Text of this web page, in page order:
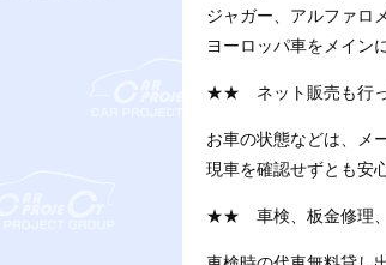
ジャガー、アルファロ
ヨーロッパ車をメイン
★★ ネット販売も行
お車の状態などは、メ
現車を確認せずとも安
★★ 車検、板金修理